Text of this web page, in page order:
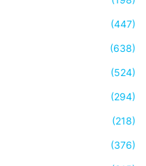
(447)
(638)
(524)
(294)
(218)
(376)